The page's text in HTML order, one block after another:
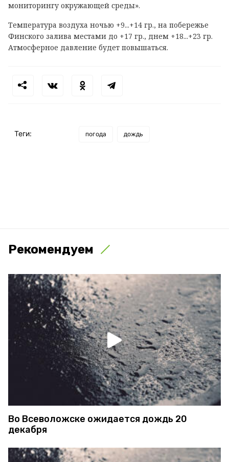
мониторингу окружающей среды».
Температура воздуха ночью +9...+14 гр., на побережье
Финского залива местами до +17 гр., днем +18...+23 гр.
Атмосферное давление будет повышаться.
Теги: погода дождь
Рекомендуем
Во Всеволожске ожидается дождь 20
декабря